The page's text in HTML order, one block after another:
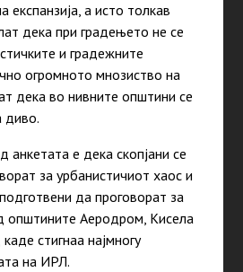
експанзија, а исто толкав
дека при градењето не се
и градежните
огромното мнозиство на
дека во нивните општини се
диво.
анкетата е дека скопјани се
за урбанистичиот хаос и
да проговорат за
општините Аеродром, Кисела
стигнаа најмногу
на ИРЛ.